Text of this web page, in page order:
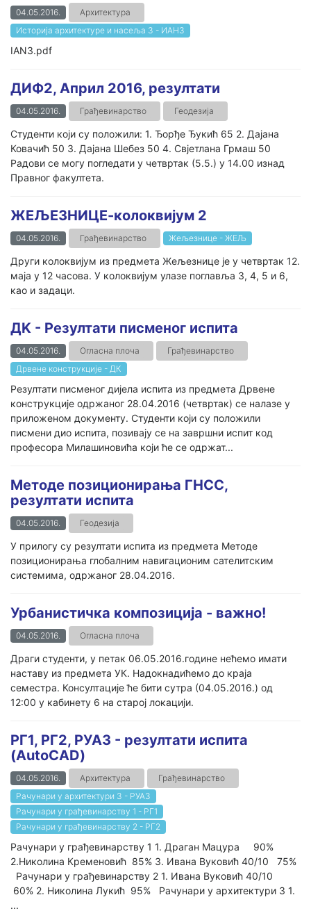
04.05.2016.
Архитектура
Историја архитектуре и насеља 3 - ИАН3
IAN3.pdf
ДИФ2, Април 2016, резултати
04.05.2016. Грађевинарство Геодезија
Студенти који су положили: 1. Ђорђе Ђукић 65 2. Дајана
Ковачић 50 3. Дајана Шебез 50 4. Свјетлана Грмаш 50
Радови се могу погледати у четвртак (5.5.) у 14.00 изнад
Правног факултета.
ЖЕЉЕЗНИЦЕ-колоквијум 2
04.05.2016. Грађевинарство Жељезнице - ЖЕЉ
Други колоквијум из предмета Жељезнице је у четвртак 12.
маја у 12 часова. У колоквијум улазе поглавља 3, 4, 5 и 6,
као и задаци.
ДK - Резултати писменог испита
04.05.2016. Огласна плоча
Грађевинарство
Дрвене конструкције - ДК
Резултати писменог дијела испита из предмета Дрвене
конструкције одржаног 28.04.2016 (четвртак) се налазе у
приложеном документу. Студенти који су положили
писмени дио испита, позивају се на завршни испит код
професора Милашиновића који ће се одржат...
Методе позиционирања ГНСС,
резултати испита
04.05.2016. Геодезија
У прилогу су резултати испита из предмета Методе
позиционирања глобалним навигационим сателитским
системима, одржаног 28.04.2016.
Урбанистичка композиција - важно!
04.05.2016. Огласна плоча
Драги студенти, у петак 06.05.2016.године нећемо имати
наставу из предмета УК. Надокнадићемо до краја
семестра. Консултације ће бити сутра (04.05.2016.) од
12:00 у кабинету 6 на старој локацији.
РГ1, РГ2, РУА3 - резултати испита
(AutoCAD)
04.05.2016. Архитектура
Грађевинарство
Рачунари у архитектури 3 - РУА3
Рачунари у грађевинарству 1 - РГ1
Рачунари у грађевинарству 2 - РГ2
Рачунари у грађевинарству 1 1. Драган Мацура 90%
2.Николина Кременовић 85% 3. Ивана Вуковић 40/10 75%
Рачунари у грађевинарству 2 1. Ивана Вуковић 40/10
60% 2. Николина Лукић 95% Рачунари у архитектури 3 1.
...